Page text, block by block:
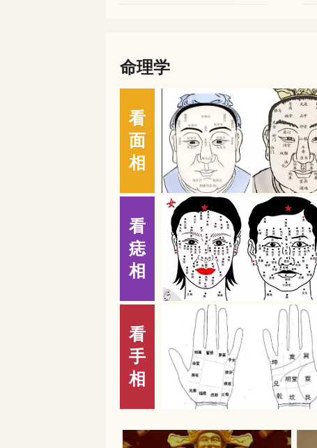
命理学
看
面
相
看
痣
相
看
手
相